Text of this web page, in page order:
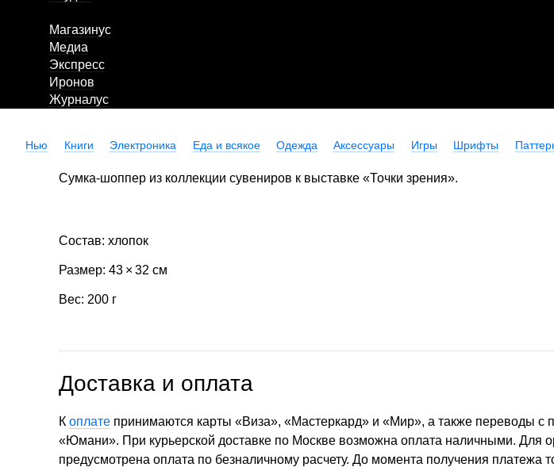
Магазинус
Медиа
Экспресс
Иронов
Журналус
Нью Книги Электроника Еда и всякое Одежда Аксессуары Игры Шрифты
Сумка-шоппер из коллекции сувениров к выставке «Точки зрения».
Состав: хлопок
Размер: 43 × 32 см
Вес: 200 г
Доставка и оплата
К оплате принимаются карты «Виза», «Мастеркард» и «Мир», а также переводы с
«Юмани». При курьерской доставке по Москве возможна оплата наличными. Для
предусмотрена оплата по безналичному расчету. До момента получения платежа